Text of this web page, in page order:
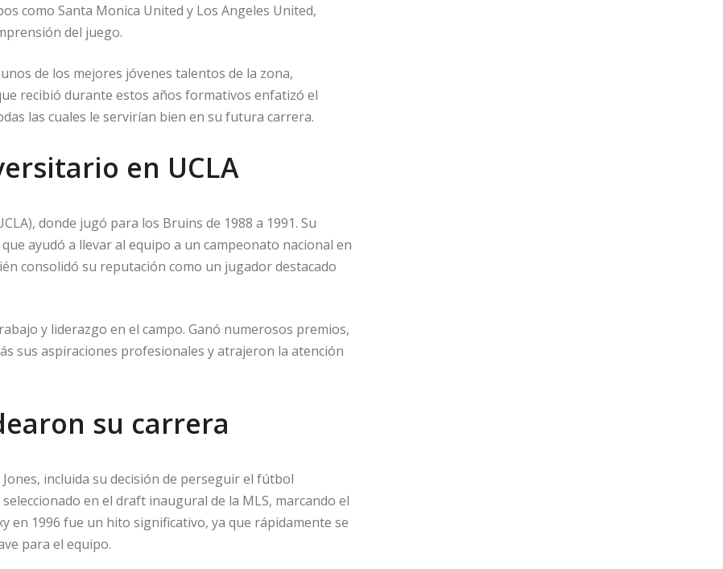
como Santa Monica United y Los Angeles United,
del juego.
de los mejores jóvenes talentos de la zona,
recibió durante estos años formativos enfatizó el
las cuales le servirían bien en su futura carrera.
en UCLA
donde jugó para los Bruins de 1988 a 1991. Su
ayudó a llevar al equipo a un campeonato nacional en
consolidó su reputación como un jugador destacado
y liderazgo en el campo. Ganó numerosos premios,
sus aspiraciones profesionales y atrajeron la atención
su carrera
incluida su decisión de perseguir el fútbol
en el draft inaugural de la MLS, marcando el
en 1996 fue un hito significativo, ya que rápidamente se
para el equipo.